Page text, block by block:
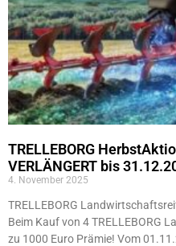
TRELLEBORG
VERLÄNGERT bis
4. November 2025
TRELLEBORG
Beim Kauf von 4 TRELLEBORG
zu 1000 Euro Prämie! Vom